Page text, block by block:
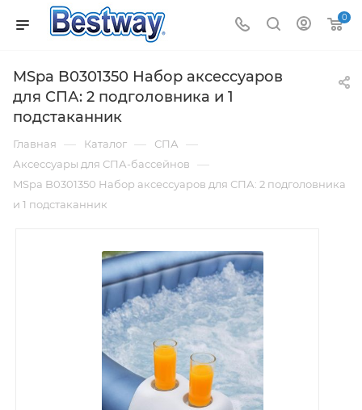
0
MSpa B0301350 Набор аксессуаров
для СПА: 2 подголовника и 1
подстаканник
Главная — Каталог — СПА —
Аксессуары для СПА-бассейнов —
MSpa B0301350 Набор аксессуаров для СПА: 2 подголовника
и 1 подстаканник